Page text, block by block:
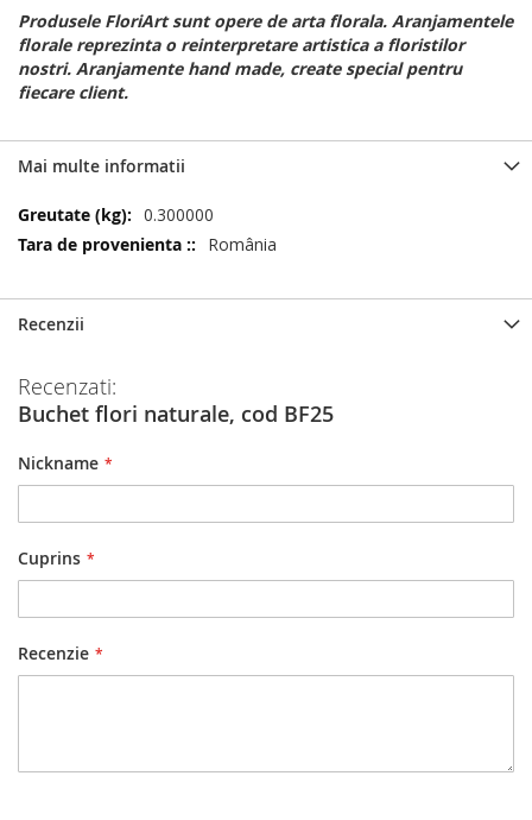
Produsele FloriArt sunt opere de arta florala. Aranjamentele
florale reprezinta o reinterpretare artistica a floristilor
nostri. Aranjamente hand made, create special pentru
fiecare client.
Mai multe informatii
Mai
multe
informatii
0.300000
România
Recenzii
Recenzati:
Buchet flori naturale, cod BF25
Nickname
Cuprins
Recenzie